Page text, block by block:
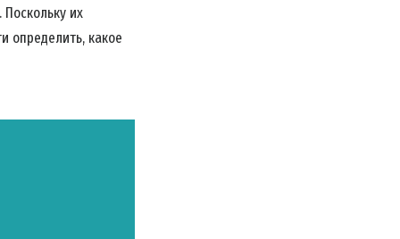
их
определить, какое